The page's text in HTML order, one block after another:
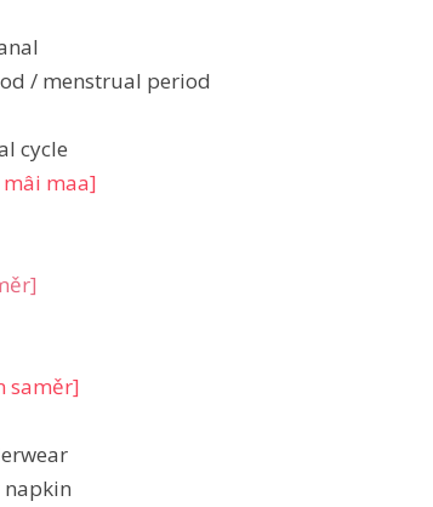
/ menstrual period
cycle
maa]
saměr]